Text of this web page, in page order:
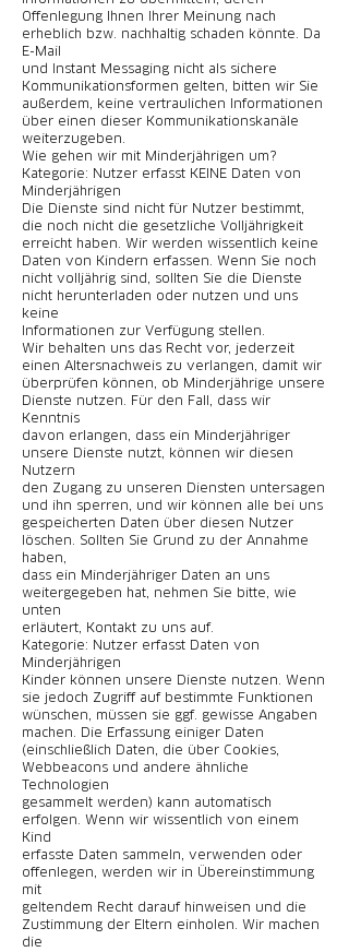
Offenlegung Ihnen Ihrer Meinung nach
erheblich bzw. nachhaltig schaden könnte. Da
E-Mail
und Instant Messaging nicht als sichere
Kommunikationsformen gelten, bitten wir Sie
außerdem, keine vertraulichen Informationen
über einen dieser Kommunikationskanäle
weiterzugeben.
Wie gehen wir mit Minderjährigen um?
Kategorie: Nutzer erfasst KEINE Daten von
Minderjährigen
Die Dienste sind nicht für Nutzer bestimmt,
die noch nicht die gesetzliche Volljährigkeit
erreicht haben. Wir werden wissentlich keine
Daten von Kindern erfassen. Wenn Sie noch
nicht volljährig sind, sollten Sie die Dienste
nicht herunterladen oder nutzen und uns
keine
Informationen zur Verfügung stellen.
Wir behalten uns das Recht vor, jederzeit
einen Altersnachweis zu verlangen, damit wir
überprüfen können, ob Minderjährige unsere
Dienste nutzen. Für den Fall, dass wir
Kenntnis
davon erlangen, dass ein Minderjähriger
unsere Dienste nutzt, können wir diesen
Nutzern
den Zugang zu unseren Diensten untersagen
und ihn sperren, und wir können alle bei uns
gespeicherten Daten über diesen Nutzer
löschen. Sollten Sie Grund zu der Annahme
haben,
dass ein Minderjähriger Daten an uns
weitergegeben hat, nehmen Sie bitte, wie
unten
erläutert, Kontakt zu uns auf.
Kategorie: Nutzer erfasst Daten von
Minderjährigen
Kinder können unsere Dienste nutzen. Wenn
sie jedoch Zugriff auf bestimmte Funktionen
wünschen, müssen sie ggf. gewisse Angaben
machen. Die Erfassung einiger Daten
(einschließlich Daten, die über Cookies,
Webbeacons und andere ähnliche
Technologien
gesammelt werden) kann automatisch
erfolgen. Wenn wir wissentlich von einem
Kind
erfasste Daten sammeln, verwenden oder
offenlegen, werden wir in Übereinstimmung
mit
geltendem Recht darauf hinweisen und die
Zustimmung der Eltern einholen. Wir machen
die